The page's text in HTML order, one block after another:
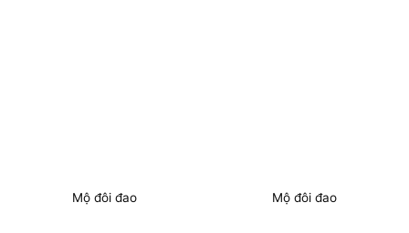
Mộ đôi đao Mộ đôi đao